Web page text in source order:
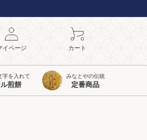
イページ
カート
字を入れて
煎餅
みなとやの伝統
定番商品